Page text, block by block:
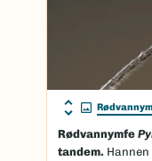
Rødvannymfe
tandem.